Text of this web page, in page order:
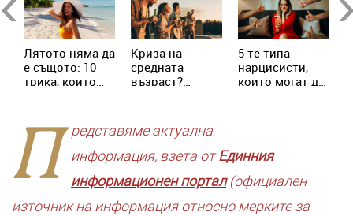
Лятото няма да
е същото: 10
трика, които
Криза на
средната
възраст?
правилата
5-те типа
нарцисисти,
които могат да
П
редставяме актуална
информация, взета отЕдинния
информационен портал (официален
източник на информация относно мерките за